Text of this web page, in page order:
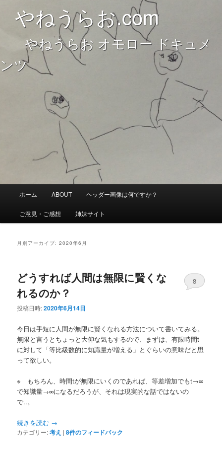
やねうらお.com
やねうらお.com
やねうらお オモロー ドキュメ
ンツ
メ
メ
イ
ン
ツ
へ
移
動
サ
ブ
テ
へ
移
動
ホーム ABOUT ヘッダー画像は何ですか？
ご意見・ご感想 姉妹サイト
月別アーカイブ:2020年6月
どうすれば人間は無限に賢くな
れるのか？
投稿日時:2020年6月14日
8
今日は手短に人間が無限に賢くなれる方法について書いてみる。
無限と言うとちょっと大仰な気もするので、まずは、有限時間t
に対して「等比級数的に知識量が増える」とぐらいの意味だと思
って欲しい。
※ もちろん、時間tが無限にいくのであれば、等差増加でもt→∞
で知識量→∞になるだろうが、それは現実的な話ではないの
で..。
続きを読む →
カテゴリー:考え |8件のフィードバック